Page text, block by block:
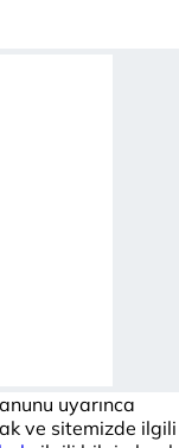
uyarınca
ve sitemizde ilgili